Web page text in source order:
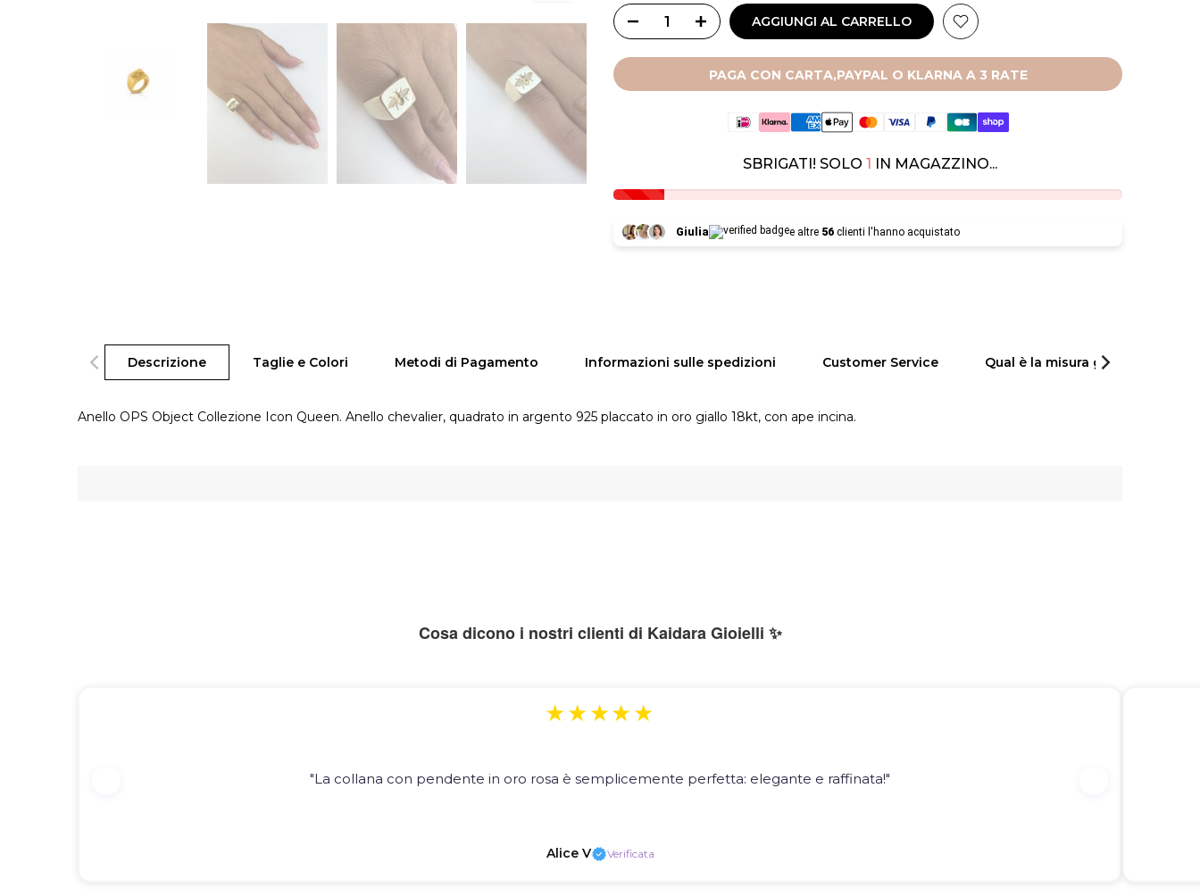
AGGIUNGI AL CARRELLO
PAGA CON CARTA,PAYPAL O KLARNA A 3 RATE
SBRIGATI! SOLO 1 IN MAGAZZINO...
Giulia e altre 56 clienti l'hanno acquistato
Descrizione Taglie e Colori Metodi di Pagamento Informazioni sulle spedizioni Customer Service Qual è la misura giusta per il tuo
Anello OPS Object Collezione Icon Queen. Anello chevalier, quadrato in argento 925 placcato in oro giallo 18kt, con ape incina.
Cosa dicono i nostri clienti di Kaidara Gioielli ✨
★★★★★
"La collana con pendente in oro rosa è semplicemente perfetta: elegante e raffinata!"
Alice V Verificata